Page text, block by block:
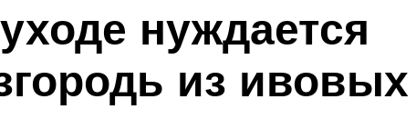
нуждается
из ивовых